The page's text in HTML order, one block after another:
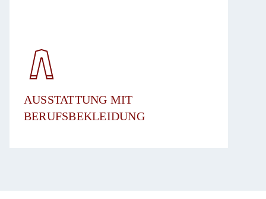
​AUSSTATTUNG MIT
BERUFSBEKLEIDUNG